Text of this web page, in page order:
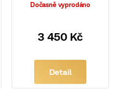
Dočasně vyprodáno
3 450 Kč
Detail